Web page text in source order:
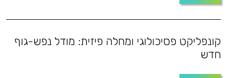
קונפליקט פסיכולוגי ומחלה פיזית: מודל נפש-גוף
חדש